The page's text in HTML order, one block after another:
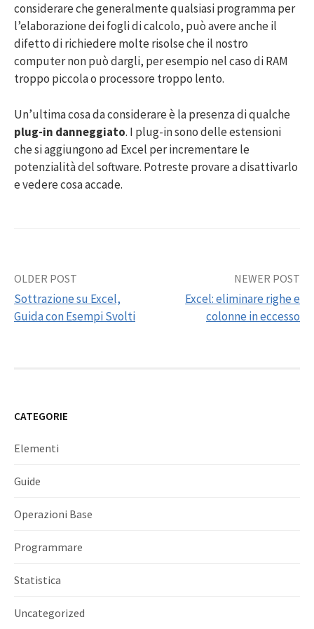
considerare che generalmente qualsiasi programma per
l’elaborazione dei fogli di calcolo, può avere anche il
difetto di richiedere molte risolse che il nostro
computer non può dargli, per esempio nel caso di RAM
troppo piccola o processore troppo lento.
Un’ultima cosa da considerare è la presenza di qualche
plug-in danneggiato. I plug-in sono delle estensioni
che si aggiungono ad Excel per incrementare le
potenzialità del software. Potreste provare a disattivarlo
e vedere cosa accade.
Post
navigation
OLDER POST
Sottrazione su Excel,
Guida con Esempi Svolti
NEWER POST
Excel: eliminare righe e
colonne in eccesso
CATEGORIE
Elementi
Guide
Operazioni Base
Programmare
Statistica
Uncategorized